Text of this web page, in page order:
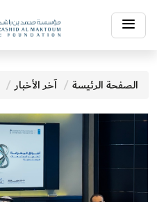
Toggle
navigation
الصفحة الرئيسة آخر الأخبار